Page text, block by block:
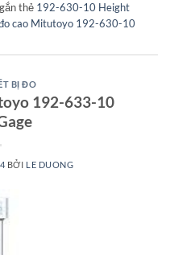
thẻ 192-630-10 Height
cao Mitutoyo 192-630-10
BỊ ĐO
192-633-10
BỞI LE DUONG